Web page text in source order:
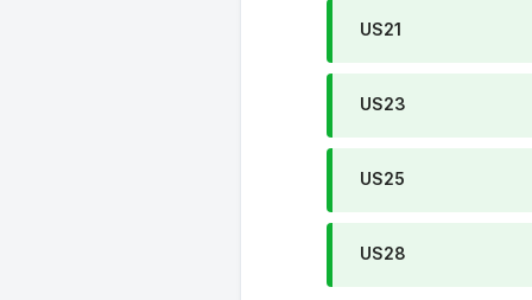
US21
US23
US25
US28